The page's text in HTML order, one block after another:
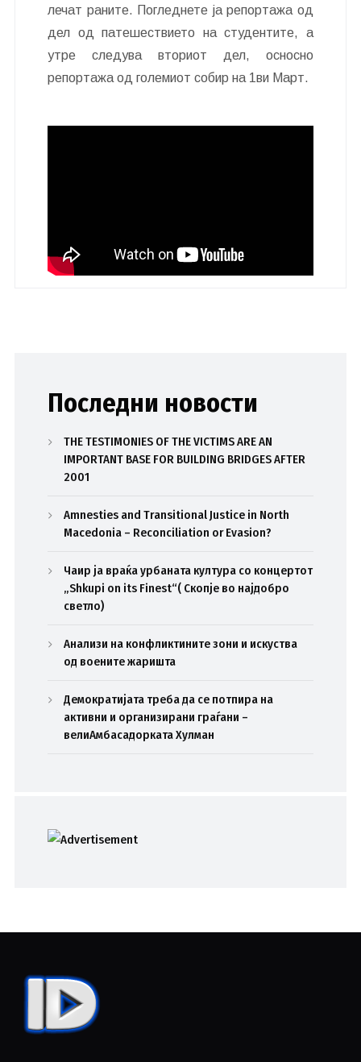
лечат раните. Погледнете ја репортажа од
дел од патешествието на студентите, а
утре следува вториот дел, осносно
репортажа од големиот собир на 1ви Март.
Последни новости
THE TESTIMONIES OF THE VICTIMS ARE AN
IMPORTANT BASE FOR BUILDING BRIDGES AFTER
2001
Amnesties and Transitional Justice in North
Macedonia – Reconciliation or Evasion?
Чаир ја враќа урбаната култура со концертот
„Shkupi on its Finest“( Скопје во најдобро
светло)
Анализи на конфликтините зони и искуства
од воените жаришта
Демократијата треба да се потпира на
активни и организирани граѓани –
велиАмбасадорката Хулман